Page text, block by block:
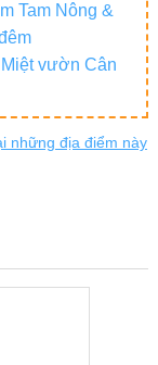
Tam Nông &
vườn Cân
những địa điểm này